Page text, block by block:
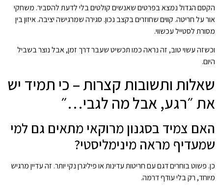
הקסם הגדול נמצא בפרטים שאנשים קולטים בלי לדעת להסביר. משחקי
אור על חריטה. קווים שחוזרים בקצב נכון. סגירה שמרגישה יציבה. איזון בין
מסורת לסטייל עכשווי.
וכשזה עשוי טוב, זה נראה כמו תכשיט שעבר דרך זמן, אבל נוצר בשביל
היום.
שאלות ותשובות קצרות – כי תמיד יש
את ״רגע, אבל מה לגבי…״
האם צמיד בסגנון מרוקאי מתאים גם למי
שמעדיף מראה מינימליסטי?
כן. פשוט בוחרים דגם עם חריטות עדינות או פיליגרן נקי יותר. זה עדיין מרגיש
מיוחד, רק בלי עודף דרמה.